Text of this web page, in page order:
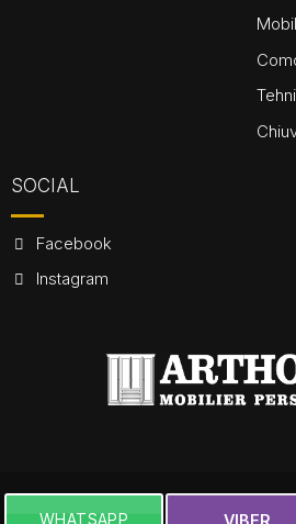
SOCIAL
Facebook
Instagram
WHATSAPP VIBER